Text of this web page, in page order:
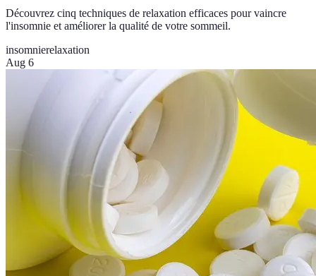
Découvrez cinq techniques de relaxation efficaces pour vaincre
l'insomnie et améliorer la qualité de votre sommeil.
insomnierelaxation
Aug 6